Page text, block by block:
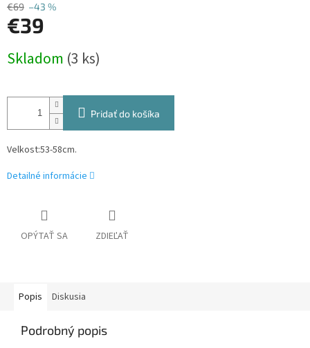
€69 –43 %
€39
cena:
Skladom (3 ks)
Pridať do košíka
Velkost:53-58cm.
Detailné informácie
OPÝTAŤ SA ZDIEĽAŤ
Popis Diskusia
Podrobný popis